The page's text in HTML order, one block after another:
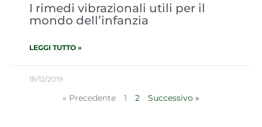
I rimedi vibrazionali utili per il
mondo dell’infanzia
LEGGI TUTTO »
18/12/2019
« Precedente 1 2 Successivo »